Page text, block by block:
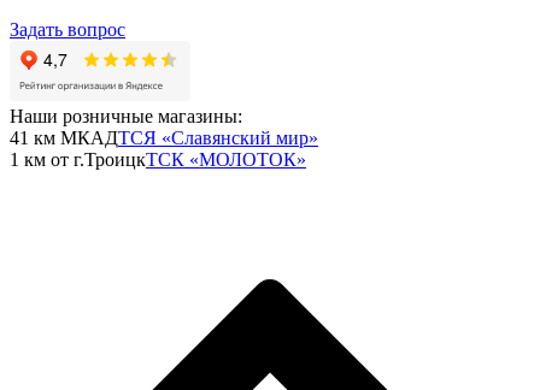
Задать вопрос
Наши розничные магазины:
41 км МКАДТСЯ «Славянский мир»
1 км от г.ТроицкТСК «МОЛОТОК»